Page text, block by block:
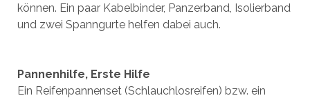
können. Ein paar Kabelbinder, Panzerband, Isolierband
und zwei Spanngurte helfen dabei auch.
Pannenhilfe, Erste Hilfe
Ein Reifenpannenset (Schlauchlosreifen) bzw. ein